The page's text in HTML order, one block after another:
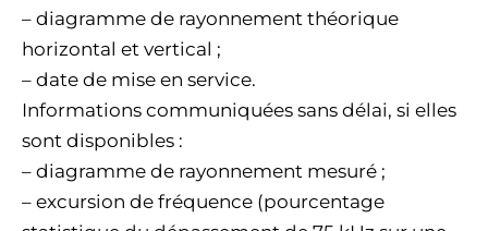
– diagramme de rayonnement théorique
horizontal et vertical ;
– date de mise en service.
Informations communiquées sans délai, si elles
sont disponibles :
– diagramme de rayonnement mesuré ;
– excursion de fréquence (pourcentage